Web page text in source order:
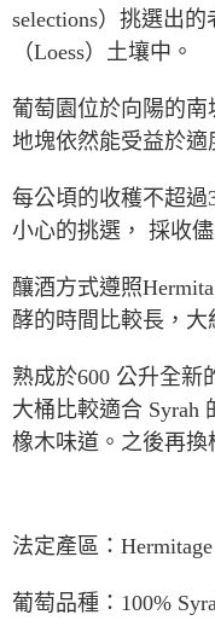
selections）挑選出的
（Loess）土壤中。
葡萄園位於向陽的
地塊依然能受益於適
每公頃的收穫不超過
小心的挑選， 採收
釀酒方式遵照
酵的時間比較長，大
熟成於600 公升全新
大桶比較適合 Syrah
橡木味道。之後再換
法定產區： Hermitage
葡萄品種： 100%